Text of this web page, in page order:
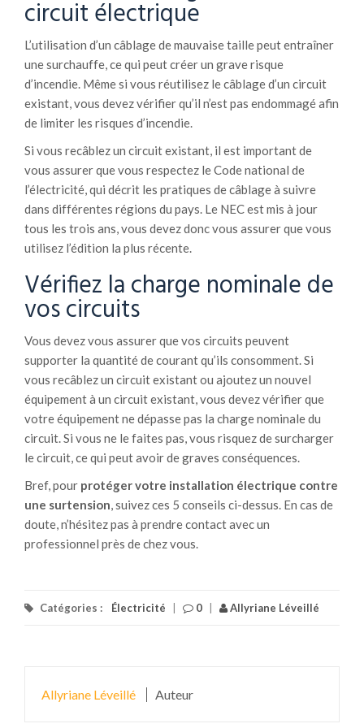
circuit électrique
L’utilisation d’un câblage de mauvaise taille peut entraîner
une surchauffe, ce qui peut créer un grave risque
d’incendie. Même si vous réutilisez le câblage d’un circuit
existant, vous devez vérifier qu’il n’est pas endommagé afin
de limiter les risques d’incendie.
Si vous recâblez un circuit existant, il est important de
vous assurer que vous respectez le Code national de
l’électricité, qui décrit les pratiques de câblage à suivre
dans différentes régions du pays. Le NEC est mis à jour
tous les trois ans, vous devez donc vous assurer que vous
utilisez l’édition la plus récente.
Vérifiez la charge nominale de
vos circuits
Vous devez vous assurer que vos circuits peuvent
supporter la quantité de courant qu’ils consomment. Si
vous recâblez un circuit existant ou ajoutez un nouvel
équipement à un circuit existant, vous devez vérifier que
votre équipement ne dépasse pas la charge nominale du
circuit. Si vous ne le faites pas, vous risquez de surcharger
le circuit, ce qui peut avoir de graves conséquences.
Bref, pour protéger votre installation électrique contre
une surtension, suivez ces 5 conseils ci-dessus. En cas de
doute, n’hésitez pas à prendre contact avec un
professionnel près de chez vous.
Catégories : Électricité 0 Allyriane Léveillé
Allyriane Léveillé Auteur